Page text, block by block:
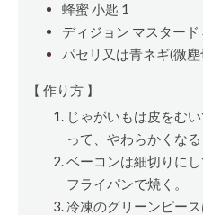
蜂蜜小匙 1
ディジョン マスタード
パセリ又は青ネギ(微塵
【 作り方 】
じゃがいもは皮をむ
って、やわらかくなる
ベーコンは細切りに
フライパンで焼く。
冷凍のグリーンピー